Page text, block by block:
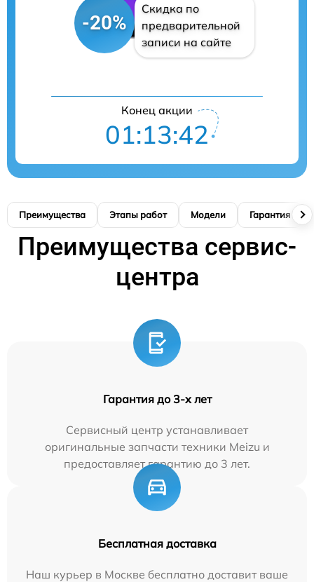
-20%
Скидка по
предварительной
записи на сайте
Конец акции
01:13:42
Преимущества Этапы работ Модели Гарантия
Преимущества сервис-
центра
Гарантия до 3-х лет
Сервисный центр устанавливает
оригинальные запчасти техники Meizu и
предоставляет гарантию до 3 лет.
Бесплатная доставка
Наш курьер в Москве бесплатно доставит ваше